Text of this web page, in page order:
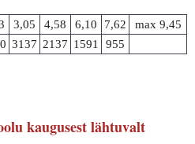
3,05 4,58 6,10 7,62
max 9,45
3137 2137 1591 955
kaugusest lähtuvalt